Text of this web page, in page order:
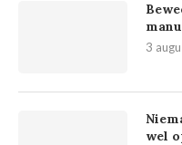
3
wel